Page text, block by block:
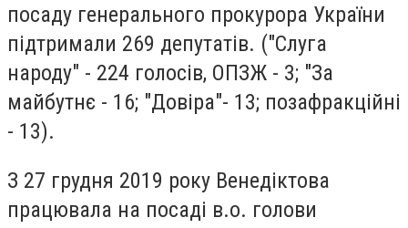
посаду генерального прокурора України
підтримали 269 депутатів. ("Слуга
народу" - 224 голосів, ОПЗЖ - 3; "За
майбутнє - 16; "Довіра"- 13; позафракційні
- 13).
З 27 грудня 2019 року Венедіктова
працювала на посаді в.о. голови